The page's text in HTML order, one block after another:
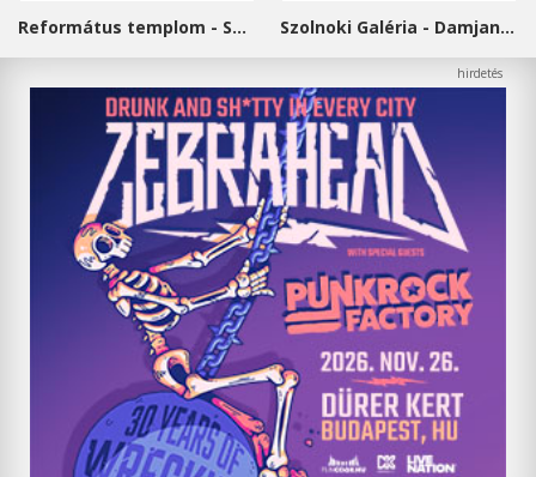
Református templom - Salgótarján Szolnoki Galéria - Damjanich János Múzeum